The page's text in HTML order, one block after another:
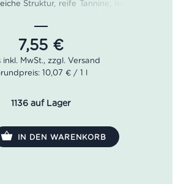
Struktur, reife Tannine, lebendige
Rotwein zu Pasta mit Ragù,
und gereiftem Käse.
Vol. Inhalt: 0,75 l. Serviertemperatur:
7,55 €
10,07 € / 1 l
1136 auf Lager
IN DEN WARENKORB